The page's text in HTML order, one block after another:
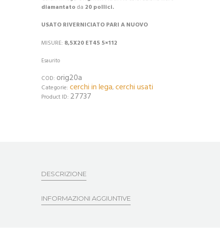
diamantato da 20 pollici.
USATO RIVERNICIATO PARI A NUOVO
MISURE: 8,5X20 ET45 5×112
Esaurito
COD: orig20a
Categorie: cerchi in lega, cerchi usati
Product ID: 27737
DESCRIZIONE
INFORMAZIONI AGGIUNTIVE